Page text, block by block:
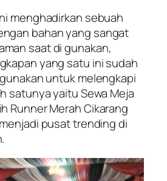
menghadirkan sebuah
bahan yang sangat
saat di gunakan,
yang satu ini sudah
untuk melengkapi
satunya yaitu Sewa Meja
Runner Merah Cikarang
pusat trending di